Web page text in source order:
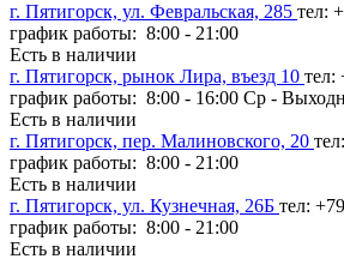
г. Пятигорск, ул. Февральская, 285 тел:
график работы: 8:00 - 21:00
Есть в наличии
г. Пятигорск, рынок Лира, въезд 10 тел:
график работы: 8:00 - 16:00 Ср -
Есть в наличии
г. Пятигорск, пер. Малиновского, 20
график работы: 8:00 - 21:00
Есть в наличии
г. Пятигорск, ул. Кузнечная, 26Б тел:
график работы: 8:00 - 21:00
Есть в наличии